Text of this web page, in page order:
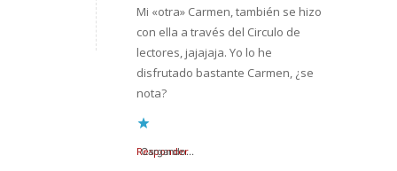
Mi «otra» Carmen, también se hizo
con ella a través del Circulo de
lectores, jajajaja. Yo lo he
disfrutado bastante Carmen, ¿se
nota?
Cargando...
Responder